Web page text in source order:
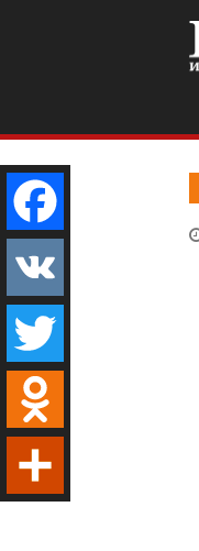
Facebook
VK
Twitter
Odnoklassniki